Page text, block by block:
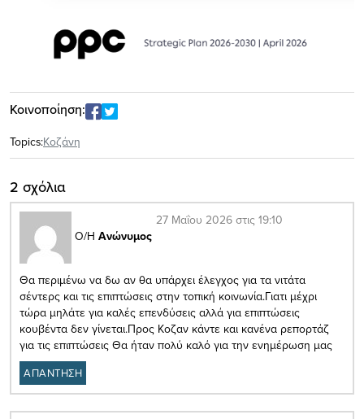
Κοινοποίηση:
Topics:Κοζάνη
2 σχόλια
Ο/Η Ανώνυμος
27 Μαΐου 2026 στις 19:10
Θα περιμένω να δω αν θα υπάρχει έλεγχος για τα νιτάτα
σέντερς και τις επιπτώσεις στην τοπική κοινωνία.Γιατι μέχρι
τώρα μηλάτε για καλές επενδύσεις αλλά για επιπτώσεις
κουβέντα δεν γίνεται.Προς Κοζαν κάντε και κανένα ρεπορτάζ
για τις επιπτώσεις Θα ήταν πολύ καλό για την ενημέρωση μας
ΑΠΑΝΤΗΣΗ